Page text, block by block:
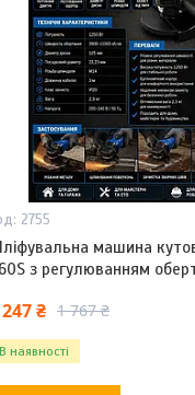
2755
машина
з регулюванням
₴ 1 767 ₴
В наявності